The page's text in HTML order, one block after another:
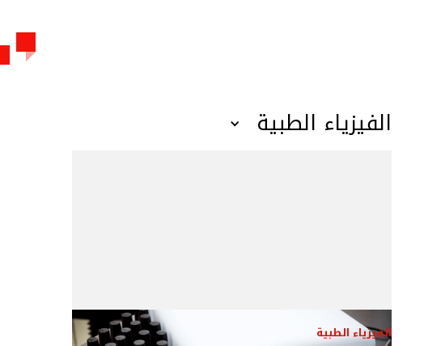
الفيزياء الطبية
الفيزياء الطبية